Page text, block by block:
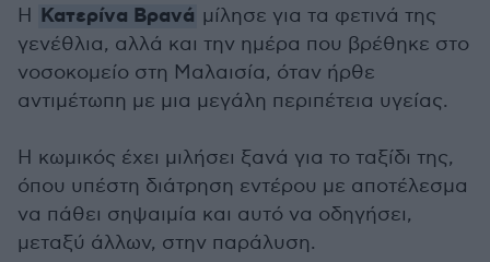
Η Κατερίνα Βρανά μίλησε για τα φετινά της
γενέθλια, αλλά και την ημέρα που βρέθηκε στο
νοσοκομείο στη Μαλαισία, όταν ήρθε
αντιμέτωπη με μια μεγάλη περιπέτεια υγείας.
Η κωμικός έχει μιλήσει ξανά για το ταξίδι της,
όπου υπέστη διάτρηση εντέρου με αποτέλεσμα
να πάθει σηψαιμία και αυτό να οδηγήσει,
μεταξύ άλλων, στην παράλυση.